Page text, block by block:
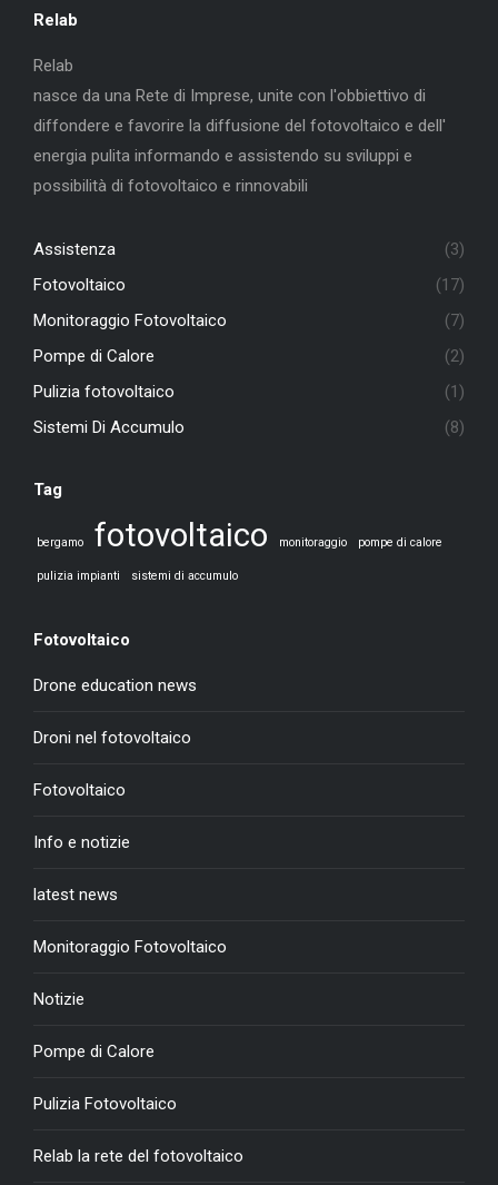
Relab
Relab
nasce da una Rete di Imprese, unite con l'obbiettivo di
diffondere e favorire la diffusione del fotovoltaico e dell'
energia pulita informando e assistendo su sviluppi e
possibilità di fotovoltaico e rinnovabili
Assistenza
(3)
Fotovoltaico
(17)
Monitoraggio Fotovoltaico
(7)
Pompe di Calore
(2)
Pulizia fotovoltaico
(1)
Sistemi Di Accumulo
(8)
Tag
bergamo fotovoltaico monitoraggio pompe di calore
pulizia impianti sistemi di accumulo
Fotovoltaico
Drone education news
Droni nel fotovoltaico
Fotovoltaico
Info e notizie
latest news
Monitoraggio Fotovoltaico
Notizie
Pompe di Calore
Pulizia Fotovoltaico
Relab la rete del fotovoltaico